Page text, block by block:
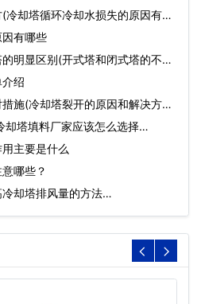
冷却塔循环冷却水损失的原因有哪
有哪些
明显区别(开式塔和闭式塔的不同
绍
施(冷却塔裂开的原因和解决方法)
却塔填料厂家应该怎么选择…
主要是什么
哪些？
却塔排风量的方法…